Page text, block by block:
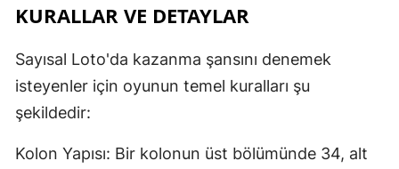
KURALLAR VE DETAYLAR
Sayısal Loto'da kazanma şansını denemek
isteyenler için oyunun temel kuralları şu
şekildedir:
Kolon Yapısı: Bir kolonun üst bölümünde 34, alt